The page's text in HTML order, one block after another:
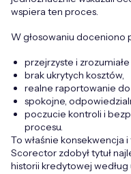
wspiera ten proces.
W głosowaniu doceniono
przejrzyste i
brak ukrytych kosztów,
realne raportowanie
spokojne,
poczucie kontroli i
procesu.
To właśnie konsekwencja
Scorector zdobył tytuł
historii kredytowej